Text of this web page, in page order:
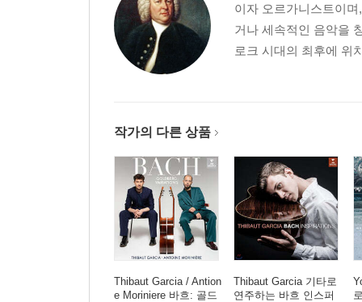
이자 오르가니스트이
거나 세속적인 음악을
로크 시대의 최후에 위
작가의 다른 상품
Thibaut Garcia / Antion
e Moriniere 바흐: 골드
Thibaut Garcia 기타로
연주하는 바흐 인스퍼